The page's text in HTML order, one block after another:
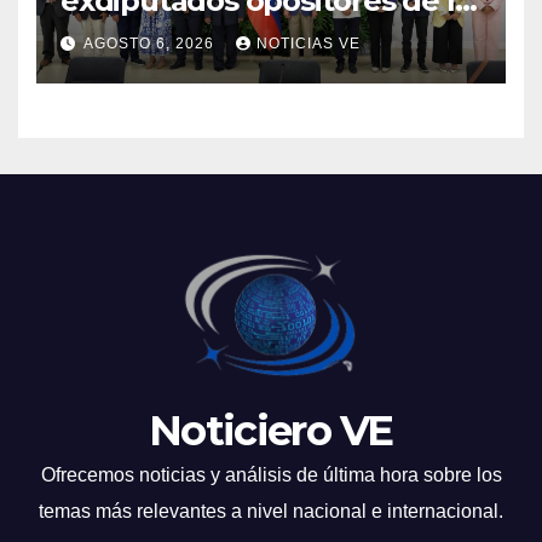
AN de 2015
AGOSTO 6, 2026 NOTICIAS VE
Noticiero VE
Ofrecemos noticias y análisis de última hora sobre los
temas más relevantes a nivel nacional e internacional.